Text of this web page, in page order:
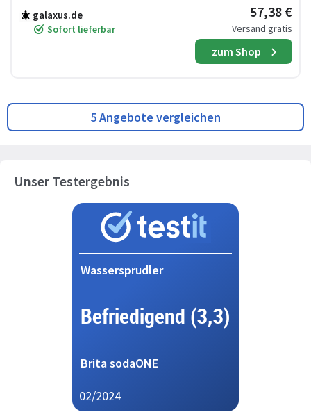
galaxus.de
Sofort lieferbar
57,38 €
Versand gratis
zum Shop
5 Angebote vergleichen
Unser Testergebnis
Wassersprudler
Befriedigend (3,3)
Brita sodaONE
02/2024